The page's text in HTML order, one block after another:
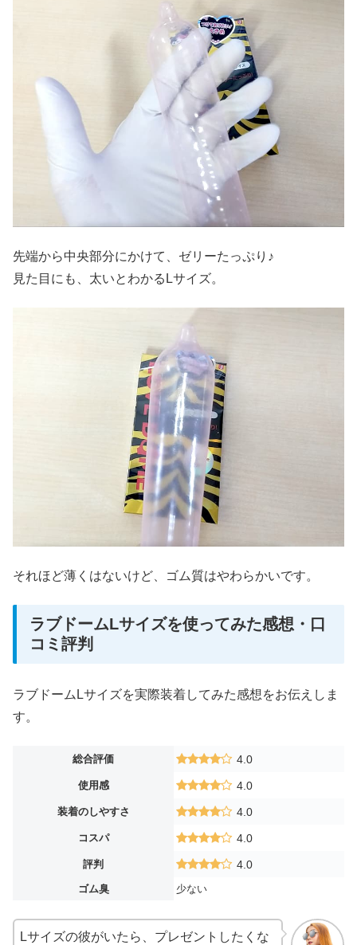
先端から中央部分にかけて、ゼリーたっぷり♪
見た目にも、太いとわかるLサイズ。
それほど薄くはないけど、ゴム質はやわらかいです。
ラブドームLサイズを使ってみた感想・口
コミ評判
ラブドームLサイズを実際装着してみた感想をお伝えしま
す。
総合評価 4.0
使用感 4.0
装着のしやすさ 4.0
コスパ 4.0
評判 4.0
ゴム臭 少ない
Lサイズの彼がいたら、プレゼントしたくな